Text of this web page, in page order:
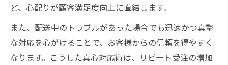
ど、心配りが顧客満足度向上に直結します。
また、配送中のトラブルがあった場合でも迅速かつ真摯
な対応を心がけることで、お客様からの信頼を得やすく
なります。こうした真心対応術は、リピート受注の増加